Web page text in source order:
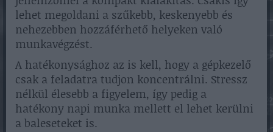
lehet megoldani a szűkebb, keskenyebb és
nehezebben hozzáférhető helyeken való
munkavégzést.
A hatékonysághoz az is kell, hogy a gépkezelő
csak a feladatra tudjon koncentrálni. Stressz
nélkül élesebb a figyelem, így pedig a
hatékony napi munka mellett el lehet kerülni
a baleseteket is.